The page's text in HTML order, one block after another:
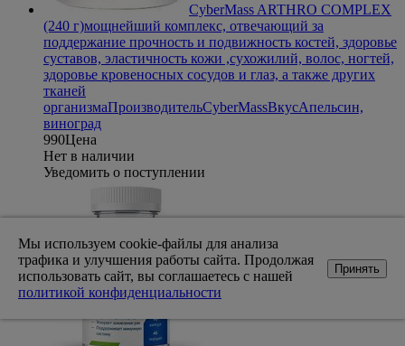
CyberMass ARTHRO COMPLEX
(240 г)мощнейший комплекс, отвечающий за
поддержание прочность и подвижность костей, здоровье
суставов, эластичность кожи ,сухожилий, волос, ногтей,
здоровье кровеносных сосудов и глаз, а также других
тканей
организмаПроизводительCyberMassВкусАпельсин,
виноград
990Цена
Нет в наличии
Уведомить о поступлении
Мы используем cookie-файлы для анализа
трафика и улучшения работы сайта. Продолжая
использовать сайт, вы соглашаетесь с нашей
политикой конфиденциальности
Принять